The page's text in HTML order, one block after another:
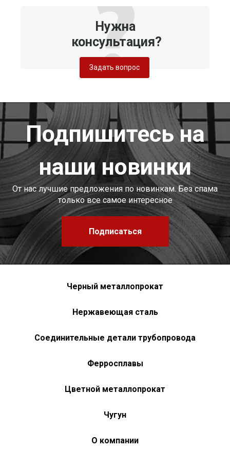
Нужна
консультация?
Задать вопрос
Подпишитесь на
наши новинки
От нас лучшие предложения по новинкам. Без спама
только все самое интересное
Подписаться
Черный металлопрокат
Нержавеющая сталь
Соединительные детали трубопровода
Ферросплавы
Цветной металлопрокат
Чугун
О компании